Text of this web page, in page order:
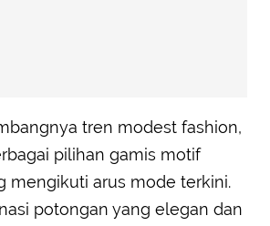
tren modest fashion,
pilihan gamis motif
mengikuti arus mode terkini.
potongan yang elegan dan